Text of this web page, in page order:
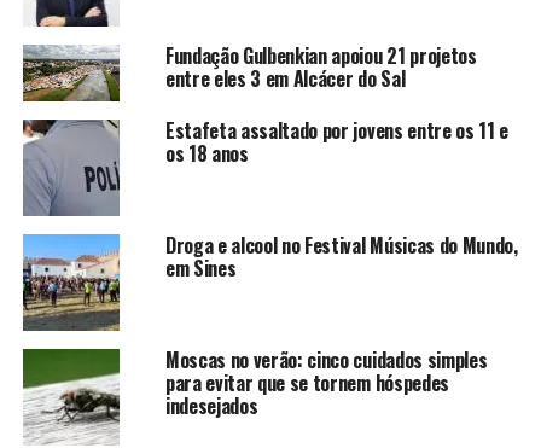
Fundação Gulbenkian apoiou 21 projetos
entre eles 3 em Alcácer do Sal
Estafeta assaltado por jovens entre os 11 e
os 18 anos
Droga e alcool no Festival Músicas do Mundo,
em Sines
Moscas no verão: cinco cuidados simples
para evitar que se tornem hóspedes
indesejados